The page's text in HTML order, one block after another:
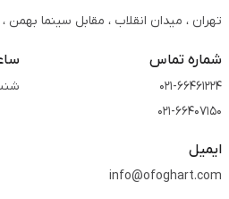
تهران ، میدان انقلاب ، مقابل سینما
شماره تماس
021-66461224
021-66407150
شنبه
ایمیل
info@ofoghart.com